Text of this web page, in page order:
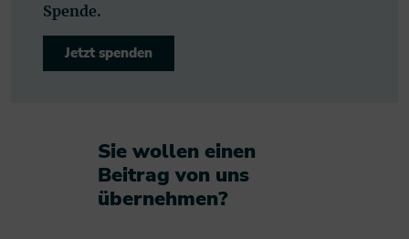
Spende.
Jetzt spenden
Sie wollen einen
Beitrag von uns
übernehmen?​